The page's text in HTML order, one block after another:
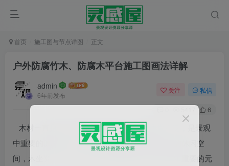
首页 施工图与节点详图 正文
户外防腐竹木、防腐木平台施工图画法详解
admin
6年前发布
关注 私信
6
木材一直是人们常用的户外材料，用途非常广泛，是景观
中重要的原材料。木平台、木栈道是景观中常见的休闲空
间，木坐凳、木栏杆以及廊架等园建小品是景观中重要的元